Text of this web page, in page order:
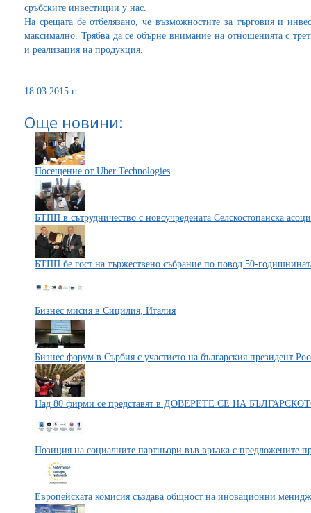
сръбските инвестиции у нас.
На срещата бе отбелязано, че възможностите за търговия и
максимално. Трябва да се обърне внимание на отношенията с
и реализация на продукция.
18.03.2015 г.
Още новини:
Посещение от Uber Technologies
БТПП в сътрудничество с новоучредената Селскостопанска
БТПП бе гост на тържествено събрание по повод 50-
Бизнес мисия в Сицилия, Италия
Бизнес форум в Сърбия с участието на българския президент
Над 80 фирми се представят в ДОВЕРЕТЕ СЕ НА
Позиция на социалните партньори във връзка с предложените
Европейската комисия създава общност на иновационни